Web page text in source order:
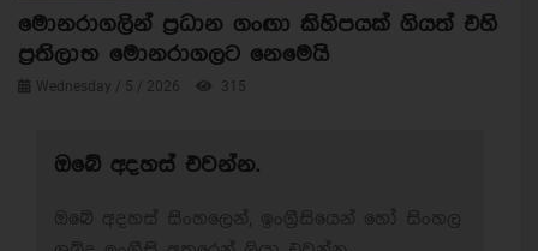
මොනරාගලින් ප්‍රධාන ගංඟා කිහිපයක් ගියත් එහි
ප්‍රතිලාභ මොනරාගලට නෙමෙයි
Wednesday / 5 / 2026 315
ඔබේ අදහස් එවන්න.